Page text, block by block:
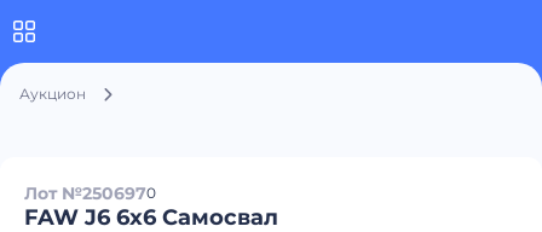
Аукцион
Лот №2506970
FAW J6 6x6 Самосвал